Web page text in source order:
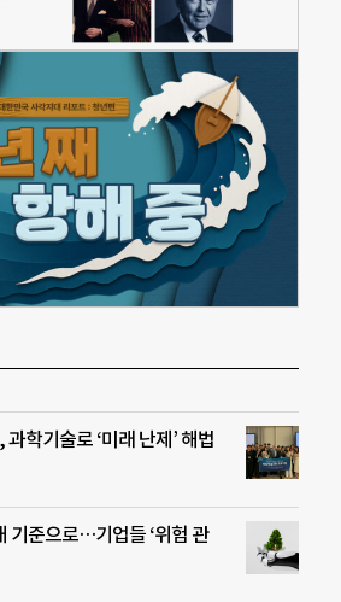
학기술로 ‘미래 난제’ 해법
기준으로…기업들 ‘위험 관